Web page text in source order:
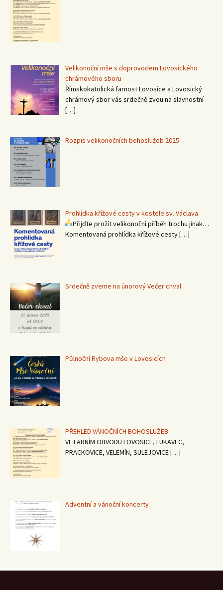
Velikonoční mše s doprovodem Lovosického
chrámového sboru
Římskokatolická farnost Lovosice a Lovosický
chrámový sbor vás srdečně zvou na slavnostní
[…]
Rozpis velikonočních bohoslužeb 2025
Prohlídka křížové cesty v kostele sv. Václava
Přijďte prožít velikonoční příběh trochu jinak…
Komentovaná prohlídka křížové cesty[…]
Srdečně zveme na únorový Večer chval
Půlnoční Rybova mše v Lovosicích
PŘEHLED VÁNOČNÍCH BOHOSLUŽEB
VE FARNÍM OBVODU LOVOSICE, LUKAVEC,
PRACKOVICE, VELEMÍN, SULEJOVICE[…]
Adventní a vánoční koncerty